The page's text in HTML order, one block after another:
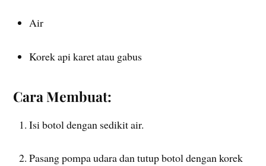
Air
Korek api karet atau gabus
Cara Membuat:
Isi botol dengan sedikit air.
Pasang pompa udara dan tutup botol dengan korek